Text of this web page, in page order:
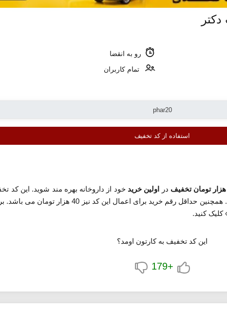
رو به انقضا
تمام کاربران
استفاده از کد تخفیف
در اولین خرید خود از داروخانه بهره مند شوید. این کد
برای اعمال این کد نیز 40 هزار تومان می باشد. برای استفاده از
کنید.
این کد تخفیف به کارتون اومد؟
+179